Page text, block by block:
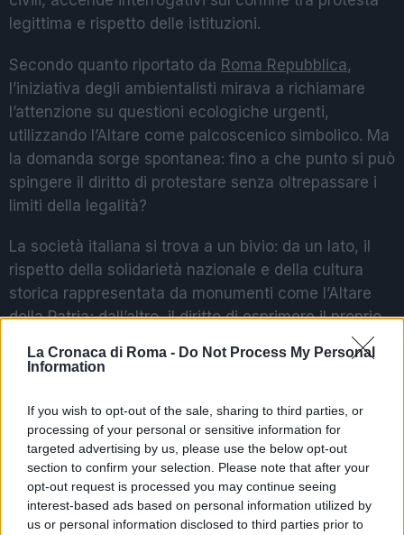
La Cronaca di Roma - Do Not Process My Personal
Information
If you wish to opt-out of the sale, sharing to third parties, or
processing of your personal or sensitive information for
targeted advertising by us, please use the below opt-out
section to confirm your selection. Please note that after your
opt-out request is processed you may continue seeing
interest-based ads based on personal information utilized by
us or personal information disclosed to third parties prior to
legittima e rispetto delle istituzioni.
Secondo quanto riportato da Roma Repubblica,
l’iniziativa degli ambientalisti mirava a richiamare
l’attenzione su questioni ecologiche urgenti,
utilizzando l’Altare come palcoscenico simbolico. Ma
la domanda sorge spontanea: fino a che punto si può
spingere il diritto di protestare senza oltrepassare i
limiti della legalità?
La società italiana si trova a un bivio: da un lato, il
rispetto della solidarietà nazionale e della cultura
storica rappresentata da monumenti come l’Altare
della Patria; dall’altro, il diritto di esprimere il proprio
dissenso di fronte a un’emergenza climatica che
continua a minacciare il futuro del pianeta.
POTREBBE INTERESSARTI
Roma sotto attacco: la
‘ndrangheta e il suo primo
‘locale’
4 mesi fa